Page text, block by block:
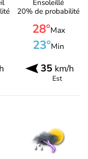
Ensoleillé
20% de probabilité
28°Max
23°Min
35 km/h
Est